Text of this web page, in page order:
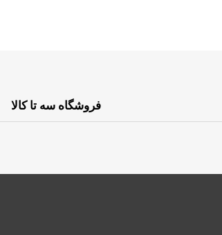
فروشگاه سه تا کالا